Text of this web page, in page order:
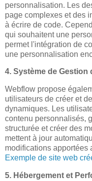
personnalisation. Les
page complexes et des
à écrire de code.
qui souhaitent une
permet l'intégration de
une personnalisation
4. Système de Gestion
Webflow propose
utilisateurs de créer et
dynamiques. Les
contenu personnalisés,
structurée et créer des
mettent à jour
modifications apportées
Exemple de site web
5. Hébergement et